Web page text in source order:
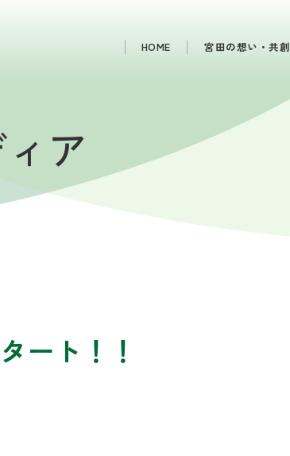
HOME
宮田の想い・共創
ア
ート！！